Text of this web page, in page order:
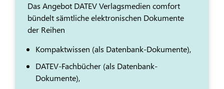
Das Angebot DATEV Verlagsmedien comfort
bündelt sämtliche elektronischen Dokumente
der Reihen
Kompaktwissen (als Datenbank-Dokumente),
DATEV-Fachbücher (als Datenbank-
Dokumente),